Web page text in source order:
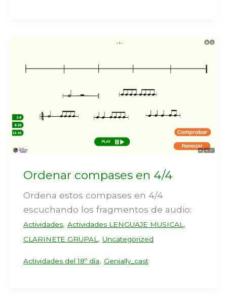
Ordenar compases en 4/4
Ordena estos compases en 4/4
escuchando los fragmentos de audio:
Actividades, Actividades LENGUAJE MUSICAL ,
CLARINETE GRUPAL , Uncategorized
Actividades del 18º día, Genially_cast